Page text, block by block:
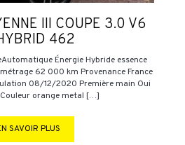
III COUPE 3.0 V6
462
Énergie Hybride essence
62 000 km Provenance France
08/12/2020 Première main Oui
orange metal […]
SAVOIR PLUS